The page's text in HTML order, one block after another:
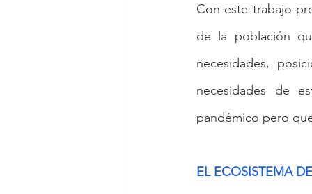
Con este trabajo
de la población
necesidades,
necesidades de
pandémico pero
EL ECOSISTEMA